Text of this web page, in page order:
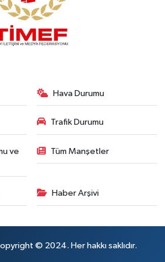
Hava Durumu
Trafik Durumu
ve
Tüm Manşetler
Haber Arşivi
© 2024. Her hakkı saklıdır.